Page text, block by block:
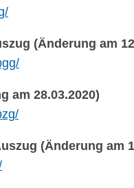
(Änderung am
am 28.03.2020)
(Änderung am